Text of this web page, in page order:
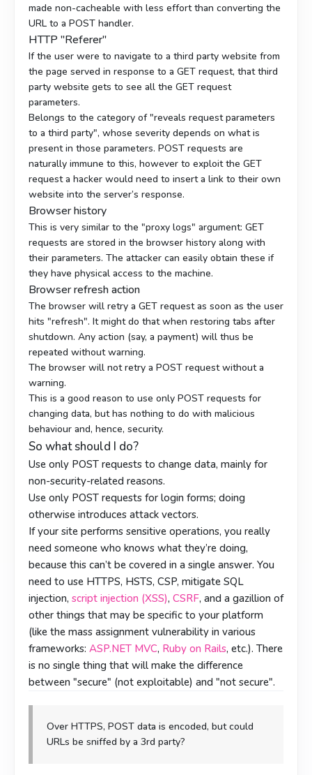
made non-cacheable with less effort than converting the
URL to a POST handler.
HTTP "Referer"
If the user were to navigate to a third party website from
the page served in response to a GET request, that third
party website gets to see all the GET request
parameters.
Belongs to the category of "reveals request parameters
to a third party", whose severity depends on what is
present in those parameters. POST requests are
naturally immune to this, however to exploit the GET
request a hacker would need to insert a link to their own
website into the server’s response.
Browser history
This is very similar to the "proxy logs" argument: GET
requests are stored in the browser history along with
their parameters. The attacker can easily obtain these if
they have physical access to the machine.
Browser refresh action
The browser will retry a GET request as soon as the user
hits "refresh". It might do that when restoring tabs after
shutdown. Any action (say, a payment) will thus be
repeated without warning.
The browser will not retry a POST request without a
warning.
This is a good reason to use only POST requests for
changing data, but has nothing to do with malicious
behaviour and, hence, security.
So what should I do?
Use only POST requests to change data, mainly for
non-security-related reasons.
Use only POST requests for login forms; doing
otherwise introduces attack vectors.
If your site performs sensitive operations, you really
need someone who knows what they’re doing,
because this can’t be covered in a single answer. You
need to use HTTPS, HSTS, CSP, mitigate SQL
injection, script injection (XSS), CSRF, and a gazillion of
other things that may be specific to your platform
(like the mass assignment vulnerability in various
frameworks: ASP.NET MVC, Ruby on Rails, etc.). There
is no single thing that will make the difference
between "secure" (not exploitable) and "not secure".
Over HTTPS, POST data is encoded, but could
URLs be sniffed by a 3rd party?